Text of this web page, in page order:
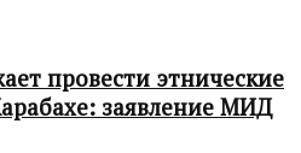
провести этнические
заявление МИД